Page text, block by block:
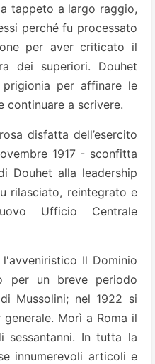
tappeto a largo raggio,
perché fu processato
per aver criticato il
dei superiori. Douhet
per affinare le
continuare a scrivere.
disfatta dell’esercito
1917 - sconfitta
Douhet alla leadership
rilasciato, reintegrato e
Ufficio Centrale
Il Dominio
per un breve periodo
Mussolini; nel 1922 si
Morì a Roma il
sessantanni. In tutta la
innumerevoli articoli e